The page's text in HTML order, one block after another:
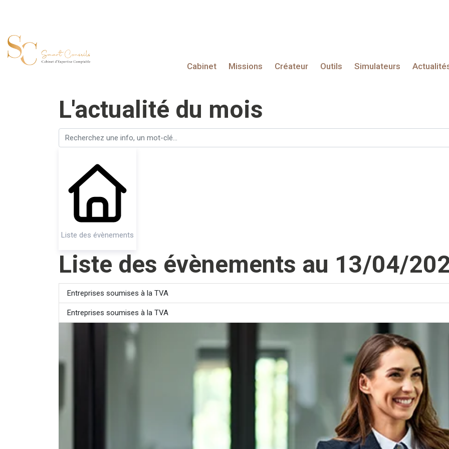
Cabinet Missions Créateur Outils Simulateurs
L'actualité du mois
Liste des évènements
Liste des évènements au 13/04/
Entreprises soumises à la TVA
Entreprises soumises à la TVA